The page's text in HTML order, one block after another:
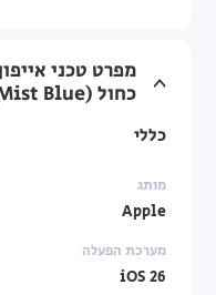
כחול (Mist Blue)
כללי
מותג
Apple
מערכת הפעלה
iOS 26